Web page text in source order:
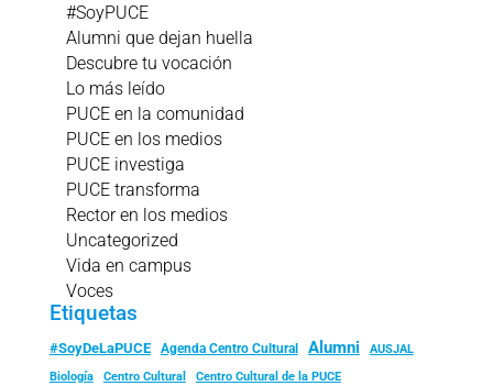
#SoyPUCE
Alumni que dejan huella
Descubre tu vocación
Lo más leído
PUCE en la comunidad
PUCE en los medios
PUCE investiga
PUCE transforma
Rector en los medios
Uncategorized
Vida en campus
Voces
Etiquetas
#SoyDeLaPUCE Agenda Centro Cultural Alumni
AUSJAL
Biología
Centro Cultural Centro Cultural de la PUCE